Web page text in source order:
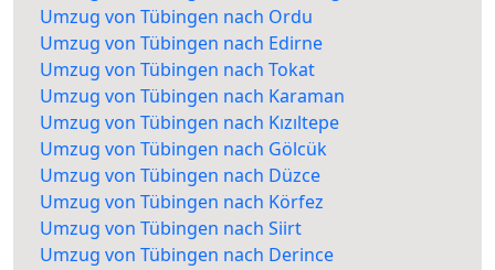
Umzug von Tübingen nach Ordu
Umzug von Tübingen nach Edirne
Umzug von Tübingen nach Tokat
Umzug von Tübingen nach Karaman
Umzug von Tübingen nach Kızıltepe
Umzug von Tübingen nach Gölcük
Umzug von Tübingen nach Düzce
Umzug von Tübingen nach Körfez
Umzug von Tübingen nach Siirt
Umzug von Tübingen nach Derince